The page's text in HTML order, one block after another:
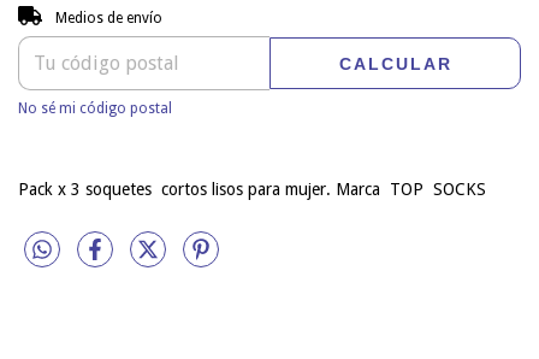
Entregas para el CP:
Medios de envío
CALCULAR
No sé mi código postal
Pack x 3 soquetes cortos lisos para mujer. Marca TOP SOCKS